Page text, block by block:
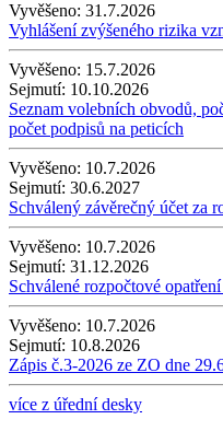
Vyvěšeno: 31.7.2026
Vyhlášení zvýšeného rizika
Vyvěšeno: 15.7.2026
Sejmutí: 10.10.2026
Seznam volebních obvodů,
počet podpisů na peticích
Vyvěšeno: 10.7.2026
Sejmutí: 30.6.2027
Schválený závěrečný účet za
Vyvěšeno: 10.7.2026
Sejmutí: 31.12.2026
Schválené rozpočtové
Vyvěšeno: 10.7.2026
Sejmutí: 10.8.2026
Zápis č.3-2026 ze ZO dne
více z úřední desky